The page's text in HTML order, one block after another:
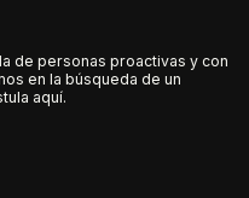
de personas proactivas y con
en la búsqueda de un
aquí.